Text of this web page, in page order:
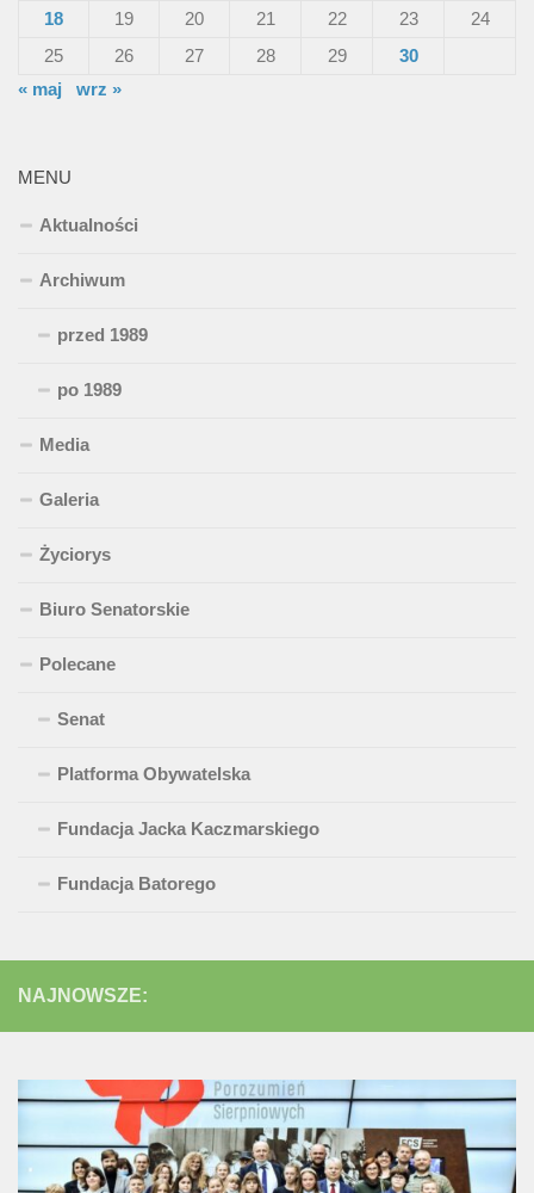
18
19 20 21 22 23
24
25
26 27 28 29
30
« maj
wrz »
MENU
Aktualności
Archiwum
przed 1989
po 1989
Media
Galeria
Życiorys
Biuro Senatorskie
Polecane
Senat
Platforma Obywatelska
Fundacja Jacka Kaczmarskiego
Fundacja Batorego
NAJNOWSZE: